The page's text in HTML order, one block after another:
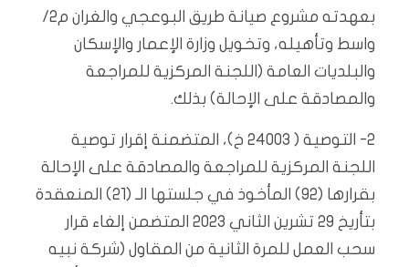
بعهدته مشروع صيانة طريق البوعجي والغران م2/
واسط وتأهيله، وتخويل وزارة الإعمار والإسكان
والبلديات العامة (اللجنة المركزية للمراجعة
والمصادقة على الإحالة) بذلك.
2- التوصية ( 24003 خ)، المتضمنة إقرار توصية
اللجنة المركزية للمراجعة والمصادقة على الإحالة
بقرارها (92) المأخوذ في جلستها الـ (21) المنعقدة
بتأريخ 29 تشرين الثاني 2023 المتضمن إلغاء قرار
سحب العمل للمرة الثانية من المقاول (شركة نبيه